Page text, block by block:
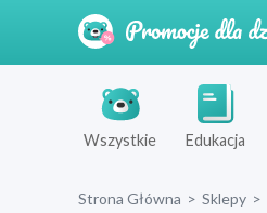
Wszystkie Edukacja
Strona Główna > Sklepy >